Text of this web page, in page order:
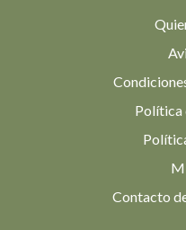
Política
Contacto